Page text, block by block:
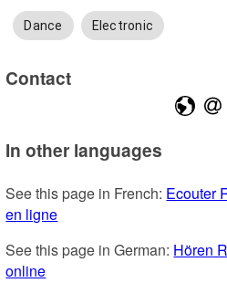
Dance Electronic
Contact
In other languages
See this page in French: Ecouter
en ligne
See this page in German: Hören
online